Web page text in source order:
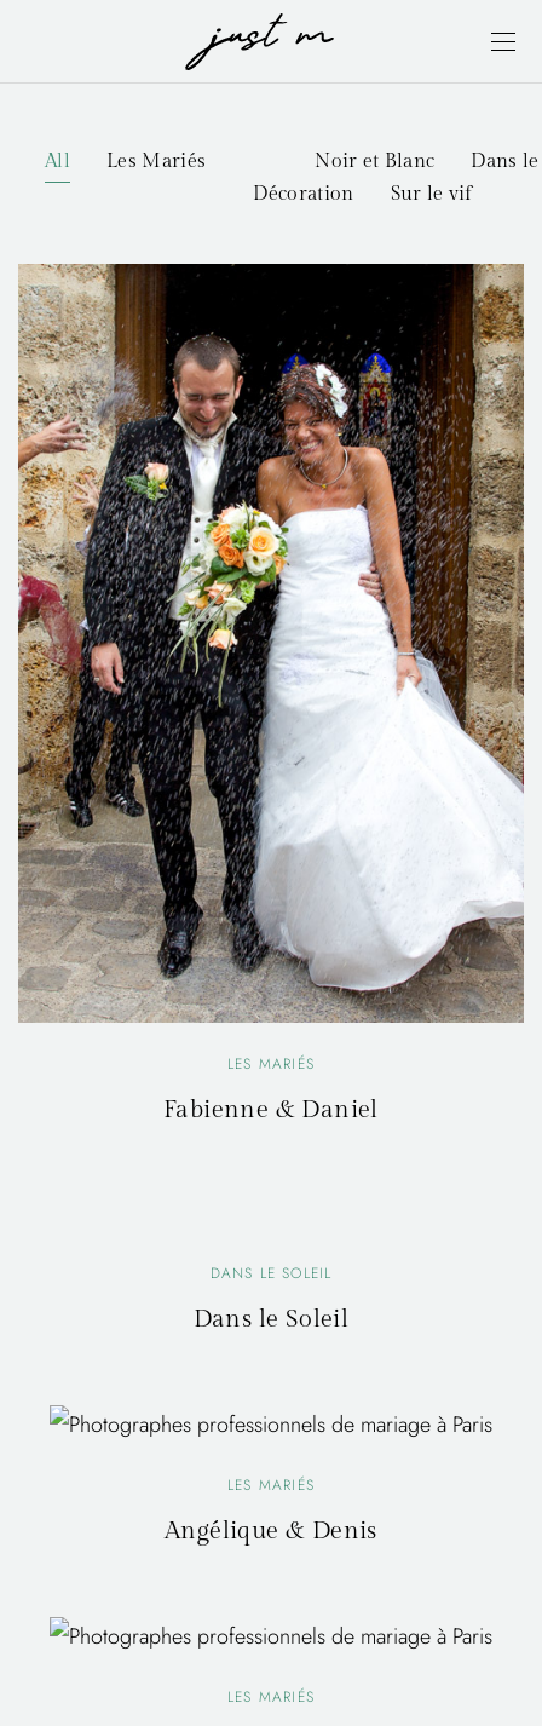
All Les Mariés Noir et Blanc
Dans
Décoration
Sur le vif
LES MARIÉS
Fabienne & Daniel
DANS LE SOLEIL
Dans le Soleil
LES MARIÉS
Angélique & Denis
LES MARIÉS